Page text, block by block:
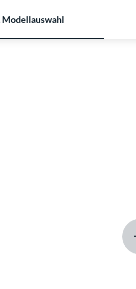
Modellauswahl